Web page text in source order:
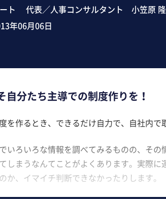
ト 代表／人事コンサルタント 小笠原
年06月06日
自分たち主導での制度作りを！
を作るとき、できるだけ自力で、自社内で
いろいろな情報を調べてみるものの、そ
しまうなんてことがよくあります。実際
か、イマイチ判断できなかったりします。